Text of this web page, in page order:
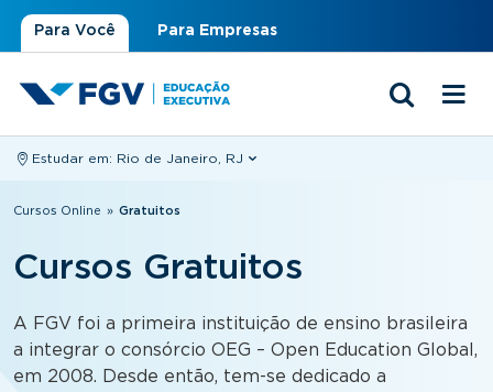
Para Você Para Empresas
Estudar em: Rio de Janeiro, RJ
Você está aqui
Cursos Online » Gratuitos
Cursos Gratuitos
A FGV foi a primeira instituição de ensino brasileira
a integrar o consórcio OEG – Open Education Global,
em 2008. Desde então, tem-se dedicado a